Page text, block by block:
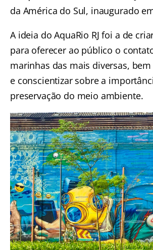
da América do Sul, inaugurado
A ideia do AquaRio RJ foi a de
para oferecer ao público o
marinhas das mais diversas,
e conscientizar sobre a
preservação do meio ambiente.